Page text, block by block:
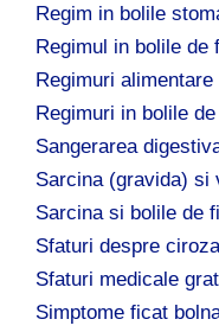
Regim in bolile
Regimul in bolile de
Regimuri
Regimuri in bolile
Sangerarea
Sarcina (gravida) si
Sarcina si bolile de
Sfaturi despre
Sfaturi medicale
Simptome ficat